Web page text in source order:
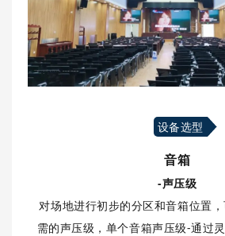
设备选型
音箱
-声压级
对场地进行初步的分区和音箱位置
需的声压级，单个音箱声压级-通过